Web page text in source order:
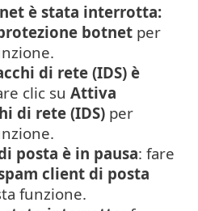
è stata interrotta:
botnet per
di rete (IDS) è
clic suAttiva
di rete (IDS) per
posta è in pausa: fare
client di posta
funzione.